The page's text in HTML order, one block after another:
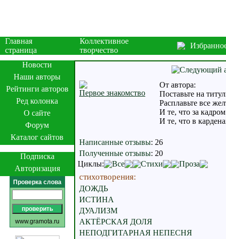
Главная
страница
Коллективное
творчество
Новости
Наши авторы
Рейтинги авторов
Ред колонка
О сайте
Форум
Каталог сайтов
Подписка
Авторизация
Проверка слова
www.gramota.ru
Первое знакомство
От автора:
Поставьте на
Расплавьте все
И те, что за
И те, что в
Написанные отзывы: 26
Полученные отзывы: 20
Циклы:
Все Стихи Проза
стихотворения:
ДОЖДЬ
ИСТИНА
ДУАЛИЗМ
АКТЁРСКАЯ ДОЛЯ
НЕПОДГИТАРНАЯ НЕПЕСНЯ